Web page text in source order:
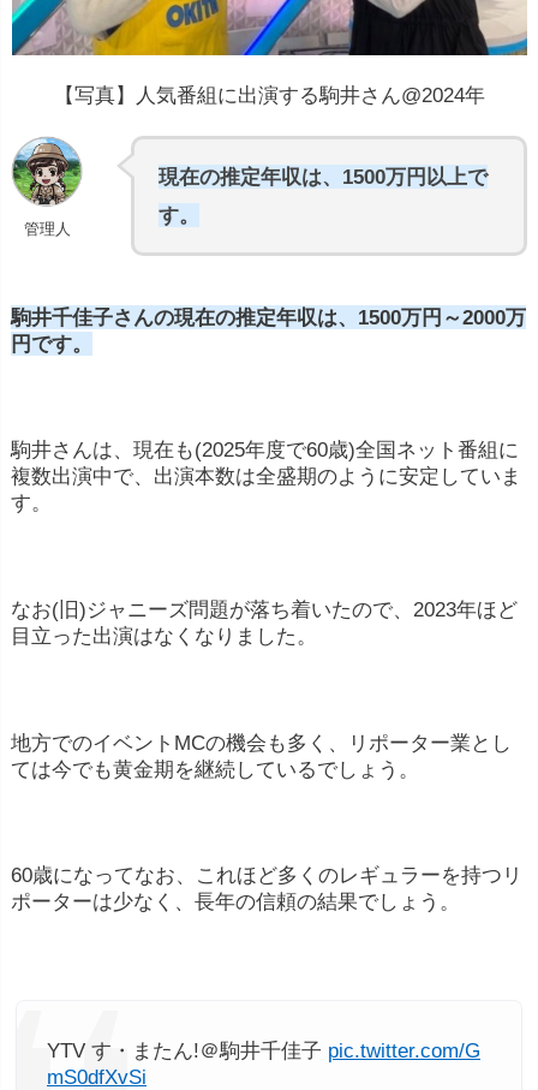
【写真】人気番組に出演する駒井さん@2024年
管理人
現在の推定年収は、1500万円以上で
す。
駒井千佳子さんの現在の推定年収は、1500万円～2000万
円です。
駒井さんは、現在も(2025年度で60歳)全国ネット番組に
複数出演中で、出演本数は全盛期のように安定していま
す。
なお(旧)ジャニーズ問題が落ち着いたので、2023年ほど
目立った出演はなくなりました。
地方でのイベントMCの機会も多く、リポーター業とし
ては今でも黄金期を継続しているでしょう。
60歳になってなお、これほど多くのレギュラーを持つリ
ポーターは少なく、長年の信頼の結果でしょう。
YTV す・またん!＠駒井千佳子 pic.twitter.com/G
mS0dfXvSi